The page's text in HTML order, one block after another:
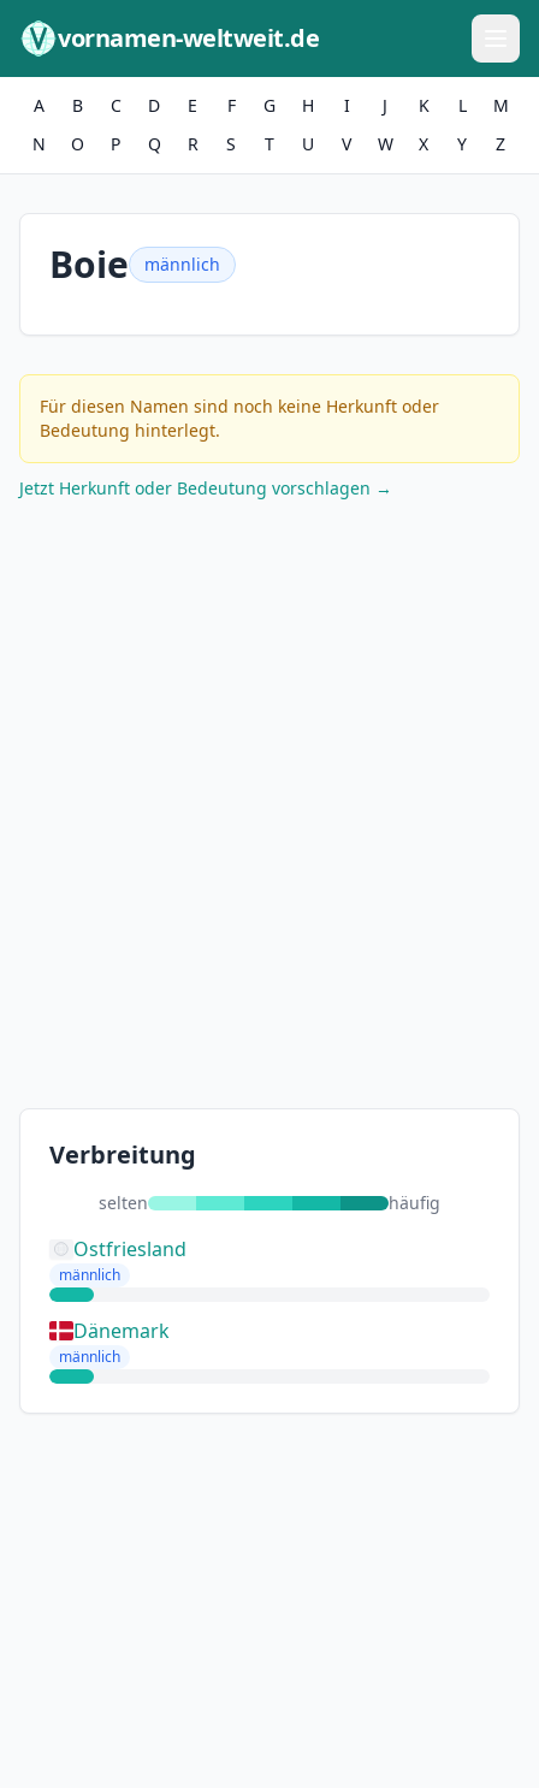
vornamen-weltweit.de
A B C D E F G H I J K L
M
N
O P Q R S T U V W X Y Z
Boie männlich
Für diesen Namen sind noch keine Herkunft oder
Bedeutung hinterlegt.
Jetzt Herkunft oder Bedeutung vorschlagen →
Verbreitung
selten häufig
Ostfriesland
männlich
Dänemark
männlich